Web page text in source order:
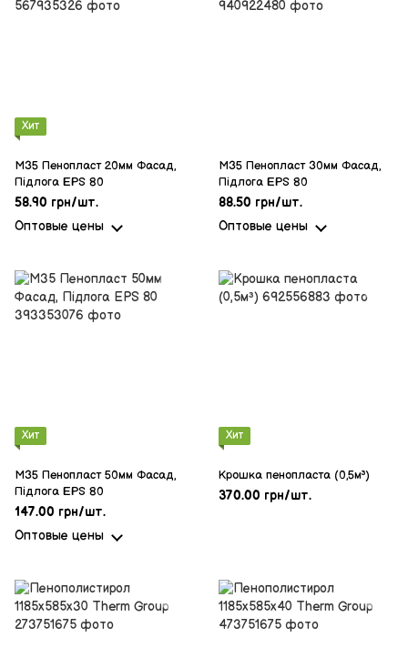
Хит
M35 Пенопласт 20мм Фасад,
Підлога EPS 80
58.90 грн/шт.
Оптовые цены
M35 Пенопласт 30мм Фасад,
Підлога EPS 80
88.50 грн/шт.
Оптовые цены
Хит
M35 Пенопласт 50мм Фасад,
Підлога EPS 80
147.00 грн/шт.
Оптовые цены
Хит
Крошка пенопласта (0,5м³)
370.00 грн/шт.